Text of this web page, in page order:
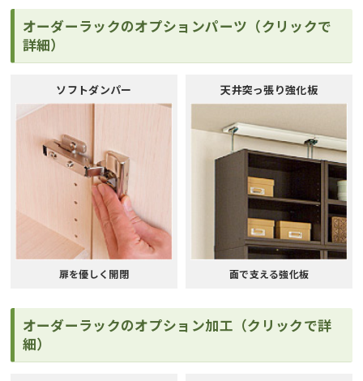
オーダーラックのオプションパーツ（クリックで
詳細）
ソフトダンパー
扉を優しく開閉
天井突っ張り強化板
面で支える強化板
オーダーラックのオプション加工（クリックで詳
細）